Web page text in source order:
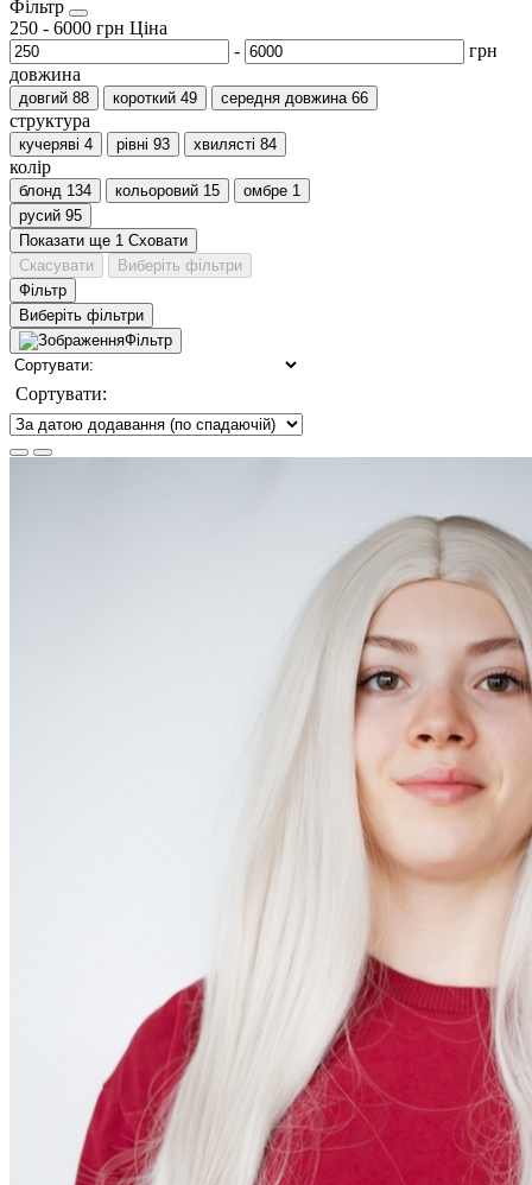
Фільтр
250 - 6000 грн Ціна
-
грн
довжина
довгий 88 короткий 49 середня довжина 66
структура
кучеряві 4 рівні 93 хвилясті 84
колір
блонд 134 кольоровий 15 омбре 1
русий 95
Показати ще 1 Сховати
Скасувати
Виберіть фільтри
Фільтр
Виберіть фільтри
Фільтр
Сортувати: